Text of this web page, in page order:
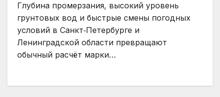
Глубина промерзания, высокий уровень
грунтовых вод и быстрые смены погодных
условий в Санкт‑Петербурге и
Ленинградской области превращают
обычный расчёт марки…